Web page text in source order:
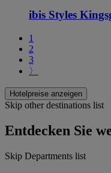
ibis Styles
1
2
3
〉
Hotelpreise anzeigen
Skip other destinations list
Entdecken Sie
Skip Departments list